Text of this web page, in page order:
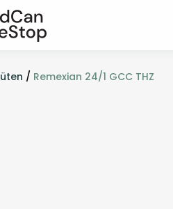
/ Remexian 24/1 GCC THZ